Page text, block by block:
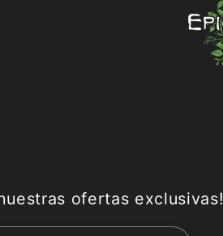
ofertas exclusivas!